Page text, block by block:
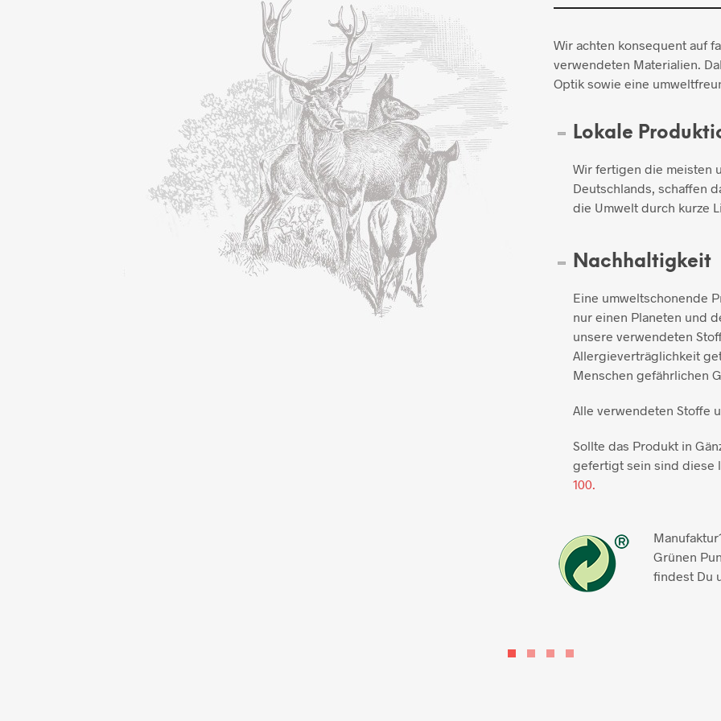
Wir achten konsequent auf
verwendeten Materialien.
Optik sowie eine
Lokale
Wir fertigen die meisten
Deutschlands, schaffen
die Umwelt durch kurze
Nachhaltigkeit
Eine umweltschonende
nur einen Planeten und
unsere verwendeten
Allergieverträglichkeit
Menschen gefährlichen
Alle verwendeten Stoffe
Sollte das Produkt in
gefertigt sein sind diese
100.
Grünen
findest Du